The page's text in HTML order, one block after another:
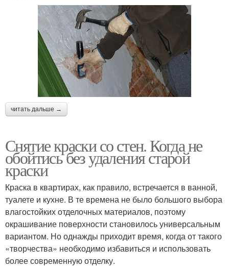
читать дальше →
Снятие краски со стен. Когда не
обойтись без удаления старой
краски
Краска в квартирах, как правило, встречается в ванной,
туалете и кухне. В те времена не было большого выбора
влагостойких отделочных материалов, поэтому
окрашивание поверхности становилось универсальным
вариантом. Но однажды приходит время, когда от такого
«творчества» необходимо избавиться и использовать
более современную отделку.